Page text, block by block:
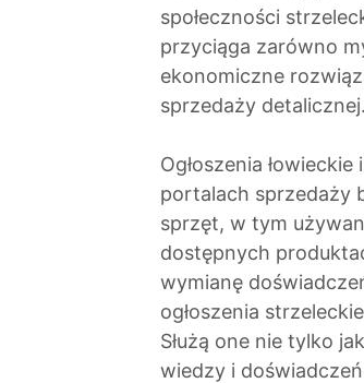
społeczności
przyciąga zarówno
ekonomiczne
sprzedaży detalicznej.
Ogłoszenia
portalach sprzedaży
sprzęt, w tym
dostępnych
wymianę
ogłoszenia
Służą one nie tylko
wiedzy i